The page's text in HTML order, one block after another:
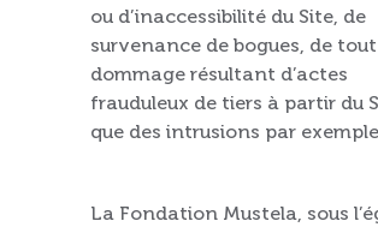
ou d’inaccessibilité du Site, de
survenance de bogues, de tout
dommage résultant d’actes
frauduleux de tiers à partir du
que des intrusions par
La Fondation Mustela, sous